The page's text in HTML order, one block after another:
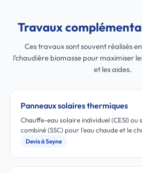
Travaux
Ces travaux sont souvent réalisés
l'chaudière biomasse pour maximiser
et les aides.
Panneaux solaires thermiques
Chauffe-eau solaire individuel (CESI) ou
combiné (SSC) pour l'eau chaude et le
Devis à Seyne